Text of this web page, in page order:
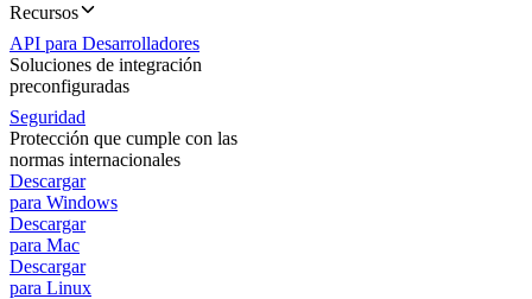
Recursos
API para Desarrolladores
Soluciones de integración
preconfiguradas
Seguridad
Protección que cumple con las
normas internacionales
Descargar
para Windows
Descargar
para Mac
Descargar
para Linux